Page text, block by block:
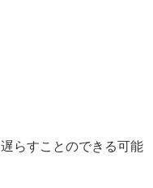
らすことのできる可能